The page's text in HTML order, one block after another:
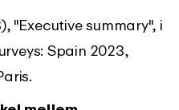
"Executive summary", i
Spain 2023,